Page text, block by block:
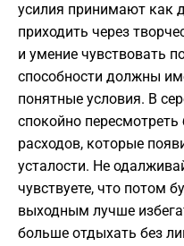
усилия принимают как
приходить через
и умение чувствовать
способности должны
понятные условия. В
спокойно
расходов, которые
усталости. Не
чувствуете, что потом
выходным лучше
больше отдыхать без